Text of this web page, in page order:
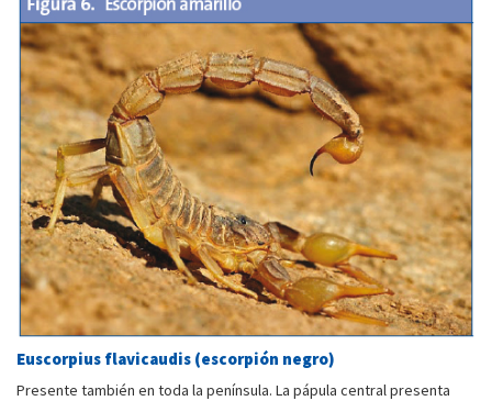
Euscorpius flavicaudis (escorpión negro)
Presente también en toda la península. La pápula central presenta